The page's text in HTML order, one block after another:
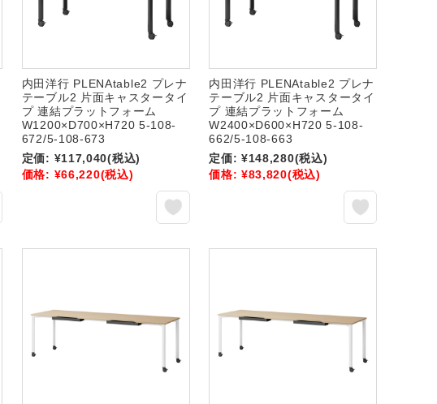
内田洋行 PLENAtable2 プレナ
テーブル2 片面キャスタータイ
プ 連結プラットフォーム
W1200×D700×H720 5-108-
672/5-108-673
定価: ¥117,040(税込)
価格: ¥66,220(税込)
内田洋行 PLENAtable2 プレナ
テーブル2 片面キャスタータイ
プ 連結プラットフォーム
W2400×D600×H720 5-108-
662/5-108-663
定価: ¥148,280(税込)
価格: ¥83,820(税込)